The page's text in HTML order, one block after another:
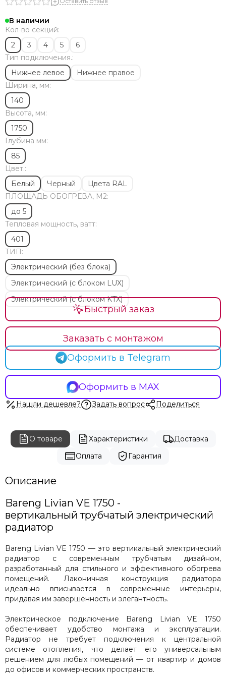
Dia Norm
StrongHot
Steel Hot
Zenith
ЦДМ
Purmo
Unilux
Purmo Delta
Rifar Tubog
Arbonia
КЗТО
Bronto
Bareng
Royal Thermo
В наличии
Кол-во секций:
2
3 4 5
6
Тип подключения.:
Нижнее левое
Нижнее правое
Ширина, мм:
140
Высота, мм:
1750
Глубина мм:
85
Цвет.:
Белый
Черный
Цвета RAL
ПЛОЩАДЬ ОБОГРЕВА, М2:
до 5
Тепловая мощность, ватт:
401
ТИП:
Электрический (без блока)
Электрический (с блоком LUX)
Электрический (с блоком KTX)
Быстрый заказ
Заказать с монтажом
Оформить в Telegram
Оформить в MAX
Нашли дешевле? Задать вопрос Поделиться
О товаре Характеристики
Доставка
Оплата
Гарантия
Описание
Bareng Livian VE 1750 -
вертикальный трубчатый электрический
радиатор
Bareng Livian VE 1750 — это вертикальный электрический
радиатор с современным трубчатым дизайном,
разработанный для стильного и эффективного обогрева
помещений. Лаконичная конструкция радиатора
идеально вписывается в современные интерьеры,
придавая им завершённость и элегантность.
Электрическое подключение Bareng Livian VE 1750
обеспечивает удобство монтажа и эксплуатации.
Радиатор не требует подключения к центральной
системе отопления, что делает его универсальным
решением для любых помещений — от квартир и домов
до офисов и коммерческих пространств.